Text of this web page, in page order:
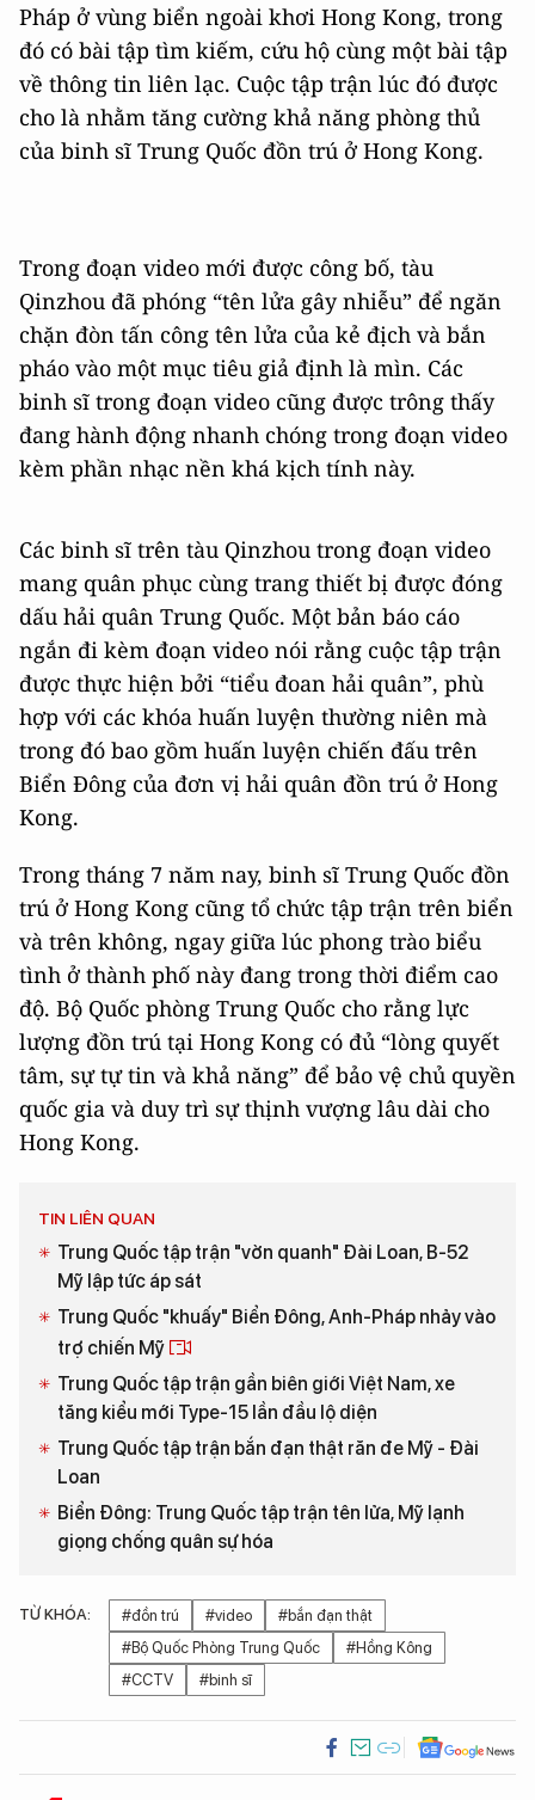
Pháp ở vùng biển ngoài khơi Hong Kong, trong
đó có bài tập tìm kiếm, cứu hộ cùng một bài tập
về thông tin liên lạc. Cuộc tập trận lúc đó được
cho là nhằm tăng cường khả năng phòng thủ
của binh sĩ Trung Quốc đồn trú ở Hong Kong.
Trong đoạn video mới được công bố, tàu
Qinzhou đã phóng “tên lửa gây nhiễu” để ngăn
chặn đòn tấn công tên lửa của kẻ địch và bắn
pháo vào một mục tiêu giả định là mìn. Các
binh sĩ trong đoạn video cũng được trông thấy
đang hành động nhanh chóng trong đoạn video
kèm phần nhạc nền khá kịch tính này.
Các binh sĩ trên tàu Qinzhou trong đoạn video
mang quân phục cùng trang thiết bị được đóng
dấu hải quân Trung Quốc. Một bản báo cáo
ngắn đi kèm đoạn video nói rằng cuộc tập trận
được thực hiện bởi “tiểu đoan hải quân”, phù
hợp với các khóa huấn luyện thường niên mà
trong đó bao gồm huấn luyện chiến đấu trên
Biển Đông của đơn vị hải quân đồn trú ở Hong
Kong.
Trong tháng 7 năm nay, binh sĩ Trung Quốc đồn
trú ở Hong Kong cũng tổ chức tập trận trên biển
và trên không, ngay giữa lúc phong trào biểu
tình ở thành phố này đang trong thời điểm cao
độ. Bộ Quốc phòng Trung Quốc cho rằng lực
lượng đồn trú tại Hong Kong có đủ “lòng quyết
tâm, sự tự tin và khả năng” để bảo vệ chủ quyền
quốc gia và duy trì sự thịnh vượng lâu dài cho
Hong Kong.
TIN LIÊN QUAN
Trung Quốc tập trận "vờn quanh" Đài Loan, B-52
Mỹ lập tức áp sát
Trung Quốc "khuấy" Biển Đông, Anh-Pháp nhảy vào
trợ chiến Mỹ
Trung Quốc tập trận gần biên giới Việt Nam, xe
tăng kiểu mới Type-15 lần đầu lộ diện
Trung Quốc tập trận bắn đạn thật răn đe Mỹ - Đài
Loan
Biển Đông: Trung Quốc tập trận tên lửa, Mỹ lạnh
giọng chống quân sự hóa
TỪ KHÓA: #đồn trú #video
#bắn đạn thật
#Bộ Quốc Phòng Trung Quốc
#Hồng Kông
#CCTV
#binh sĩ